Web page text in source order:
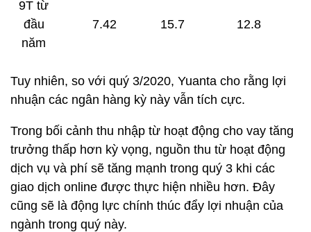
9T từ
đầu
năm
7.42 15.7 12.8
Tuy nhiên, so với quý 3/2020, Yuanta cho rằng lợi
nhuận các ngân hàng kỳ này vẫn tích cực.
Trong bối cảnh thu nhập từ hoạt động cho vay tăng
trưởng thấp hơn kỳ vọng, nguồn thu từ hoạt động
dịch vụ và phí sẽ tăng mạnh trong quý 3 khi các
giao dịch online được thực hiện nhiều hơn. Đây
cũng sẽ là động lực chính thúc đẩy lợi nhuận của
ngành trong quý này.